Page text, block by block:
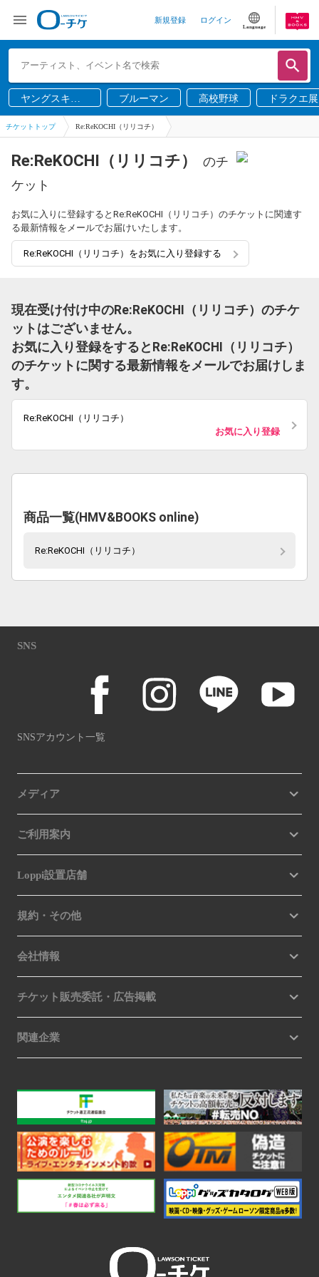
新規登録 ログイン
Language
ヤングスキニ
ー
ブルーマン 高校野球 ドラクエ展
チケットトップ Re:ReKOCHI（リリコチ）
Re:ReKOCHI（リリコチ）
のチ
ケット
お気に入りに登録するとRe:ReKOCHI（リリコチ）のチケットに関連す
る最新情報をメールでお届けいたします。
Re:ReKOCHI（リリコチ）をお気に入り登録する
現在受け付け中のRe:ReKOCHI（リリコチ）のチケ
ットはございません。
お気に入り登録をするとRe:ReKOCHI（リリコチ）
のチケットに関する最新情報をメールでお届けしま
す。
Re:ReKOCHI（リリコチ）
お気に入り登録
商品一覧(HMV&BOOKS online)
Re:ReKOCHI（リリコチ）
SNS
SNSアカウント一覧
メディア
ご利用案内
Loppi設置店舗
規約・その他
会社情報
チケット販売委託・広告掲載
関連企業